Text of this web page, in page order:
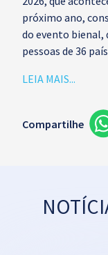
próximo ano,
do evento bienal,
pessoas de 36
LEIA MAIS...
Compartilhe